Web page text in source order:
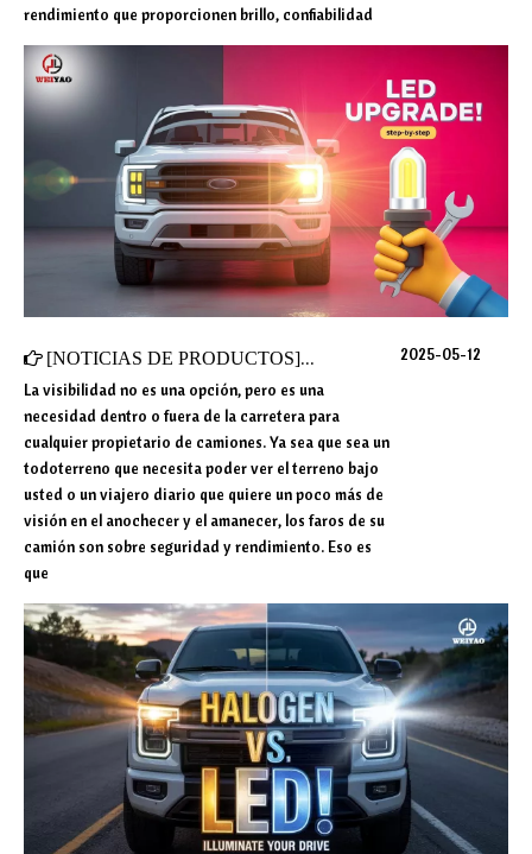
rendimiento que proporcionen brillo, confiabilidad
[NOTICIAS DE PRODUCTOS] Guía paso a paso para
La visibilidad no es una opción, pero es una
necesidad dentro o fuera de la carretera para
cualquier propietario de camiones. Ya sea que sea un
todoterreno que necesita poder ver el terreno bajo
usted o un viajero diario que quiere un poco más de
visión en el anochecer y el amanecer, los faros de su
camión son sobre seguridad y rendimiento. Eso es
que
2025-05-12